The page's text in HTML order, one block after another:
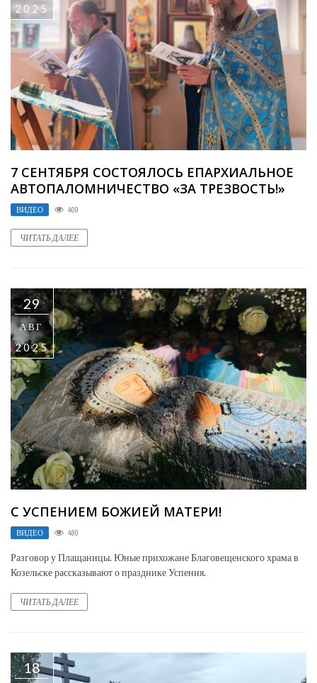
2025
7 СЕНТЯБРЯ СОСТОЯЛОСЬ ЕПАРХИАЛЬНОЕ
АВТОПАЛОМНИЧЕСТВО «ЗА ТРЕЗВОСТЬ!»
ВИДЕО 409
ЧИТАТЬ ДАЛЕЕ
29
АВГ
2025
С УСПЕНИЕМ БОЖИЕЙ МАТЕРИ!
ВИДЕО 480
Разговор у Плащаницы. Юные прихожане Благовещенского храма в
Козельске рассказывают о празднике Успения.
ЧИТАТЬ ДАЛЕЕ
18